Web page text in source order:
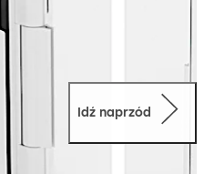
Idź naprzód